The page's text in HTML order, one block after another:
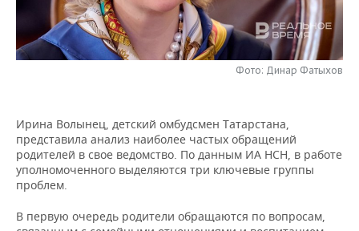
ЭНЕРГЕТИКА
УСЛУГИ
МЕДИА
ВЫЕЗДНАЯ РЕДАКЦИЯ
ОТКРЫТАЯ ЛЕКЦИЯ
НОВОСТИ СПОРТА
БАСКЕТБОЛ
ВОЛЕЙБОЛ
КИБЕРСПОРТ
ОБЩЕСТВО
ИНФРАСТРУКТУРА
ИСТОРИЯ
КУЛЬТУРА
СПРАВОЧНИК
СПИСОК ПЕРСОН
СПИСОК КОМПАНИЙ
ПОЛНАЯ ВЕРСИЯ
Фото: Динар Фатыхов
Ирина Волынец, детский омбудсмен Татарстана,
представила анализ наиболее частых обращений
родителей в свое ведомство. По данным ИА НСН, в работе
уполномоченного выделяются три ключевые группы
проблем.
В первую очередь родители обращаются по вопросам,